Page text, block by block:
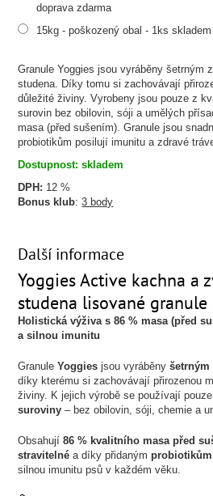
Granule Yoggies jsou vyráběny šetrným
studena. Díky tomu si zachovávají
důležité živiny. Vyrobeny jsou pouze z
surovin bez obilovin, sóji a umělých
masa (před sušením). Granule jsou
probiotikům posilují imunitu a zdravé
Dostupnost: skladem
DPH: 12 %
Bonus klub:3 body
doprava zdarma
15kg - poškozený obal - 1ks
Další informace
Yoggies Active kachna a
studena lisované
Holistická výživa s 86 % masa (před
a silnou imunitu
GranuleYoggies jsou vyráběnyšetrným
díky kterému si zachovávají přirozenou
živiny. K jejich výrobě se používají pouze
suroviny – bez obilovin, sóji, chemie a
Obsahují86 % kvalitního masa před
stravitelné a díky přidanýmprobiotikům
silnou imunitu psů v každém věku.